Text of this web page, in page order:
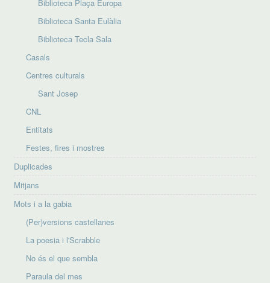
Biblioteca Plaça Europa
Biblioteca Santa Eulàlia
Biblioteca Tecla Sala
Casals
Centres culturals
Sant Josep
CNL
Entitats
Festes, fires i mostres
Duplicades
Mitjans
Mots i a la gabia
(Per)versions castellanes
La poesia i l'Scrabble
No és el que sembla
Paraula del mes